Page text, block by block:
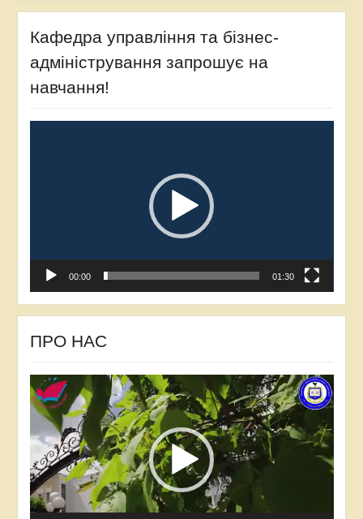
Кафедра управління та бізнес-
адміністрування запрошує на
навчання!
00:00 01:30
ПРО НАС
Відеопрогравач